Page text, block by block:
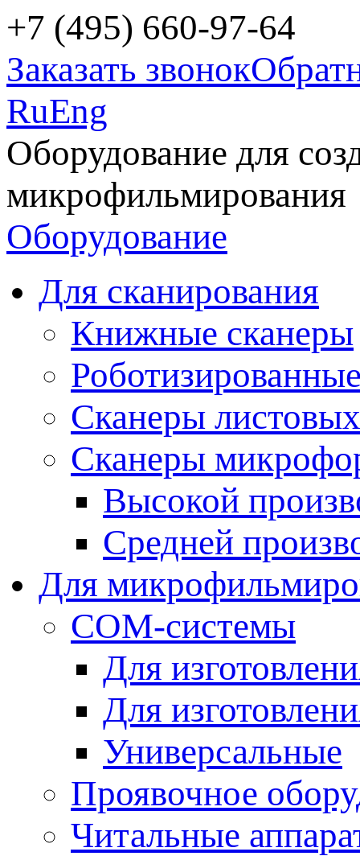
+7 (495) 660-97-64
Заказать звонок
RuEng
Оборудование для
микрофильмирования
Оборудование
Для сканирования
Книжные сканеры
Сканеры
Сканеры
Высокой
Средней
Для
CОМ-системы
Для
Для
Универсальные
Проявочное
Читальные